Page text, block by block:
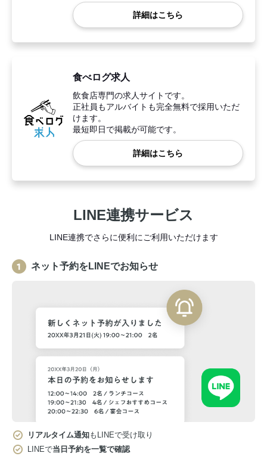
詳細はこちら
食べログ求人
飲食店専門の求人サイトです。
正社員もアルバイトも完全無料で採用いただ
けます。
最短即日で掲載が可能です。
詳細はこちら
LINE連携サービス
LINE連携でさらに便利にご利用いただけます
ネット予約をLINEでお知らせ
リアルタイム通知もLINEで受け取り
LINEで当日予約を一覧で確認